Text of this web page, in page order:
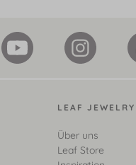
LEAF JEWELRY
Über uns
Leaf Store